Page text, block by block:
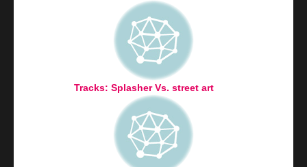
Tracks: Splasher Vs. street art